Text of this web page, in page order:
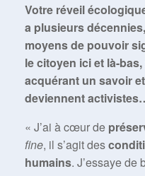
Votre réveil
a plusieurs
moyens de pouvoir
le citoyen ici et là-
acquérant un savoir
deviennent
« J’ai à cœur de
fine, il s’agit des
humains. J’essaye de